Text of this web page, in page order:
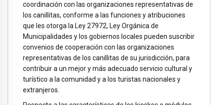
coordinación con las organizaciones representativas de
los canillitas, conforme a las funciones y atribuciones
que les otorga la Ley 27972, Ley Orgánica de
Municipalidades y los gobiernos locales pueden suscribir
convenios de cooperación con las organizaciones
representativas de los canillitas de su jurisdicción, para
contribuir a un mejor y más adecuado servicio cultural y
turístico a la comunidad y a los turistas nacionales y
extranjeros.